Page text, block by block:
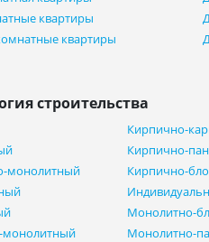
квартиры
квартиры
строительства
монолитный
монолитный
Кирпично-
Кирпично-
Кирпично-
Монолитно-
Монолитно-